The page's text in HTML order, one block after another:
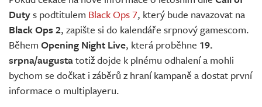
Živě
Dutys podtitulem Black Ops 7, který bude navazovat na
Black Ops 2, zapište si do kalendáře srpnový gamescom.
Během Opening Night Live, která proběhne 19.
srpna/augustatotiž dojde k plnému odhalení a mohli
bychom se dočkat i záběrů z hraní kampaně a dostat první
informace o multiplayeru.